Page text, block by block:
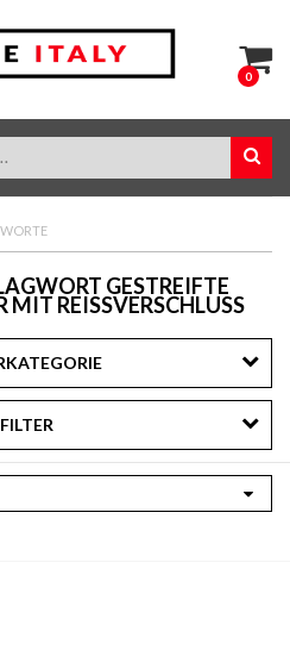
0
GESTREIFTE
REISSVERSCHLUSS
FILTER